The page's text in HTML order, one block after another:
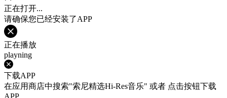
正在打开...
请确保您已经安装了APP
正在播放
playning
下载APP
在应用商店中搜索"索尼精选Hi-Res音乐" 或者 点击按钮下载
APP